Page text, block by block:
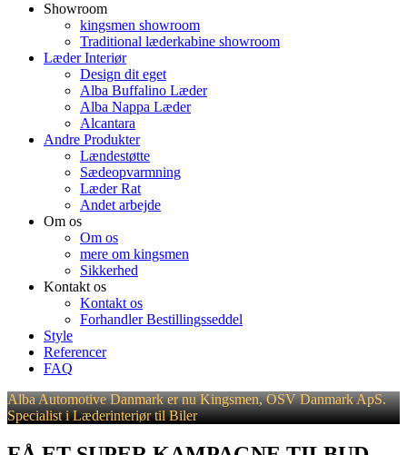
Showroom
kingsmen showroom
Traditional læderkabine showroom
Læder Interiør
Design dit eget
Alba Buffalino Læder
Alba Nappa Læder
Alcantara
Andre Produkter
Lændestøtte
Sædeopvarmning
Læder Rat
Andet arbejde
Om os
Om os
mere om kingsmen
Sikkerhed
Kontakt os
Kontakt os
Forhandler Bestillingsseddel
Style
Referencer
FAQ
Alba Automotive Danmark er nu Kingsmen, OSV Danmark ApS.
Specialist i Læderinteriør til Biler